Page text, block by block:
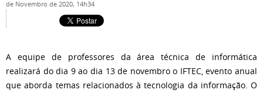
de Novembro de 2020, 14h34
A equipe de professores da área técnica de informática
realizará do dia 9 ao dia 13 de novembro o IFTEC, evento anual
que aborda temas relacionados à tecnologia da informação. O